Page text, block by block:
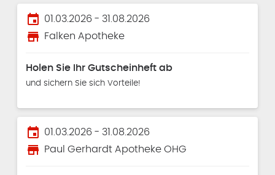
event 01.03.2026 - 31.08.2026
store Falken Apotheke
Holen Sie Ihr Gutscheinheft ab
und sichern Sie sich Vorteile!
event 01.03.2026 - 31.08.2026
store Paul Gerhardt Apotheke OHG